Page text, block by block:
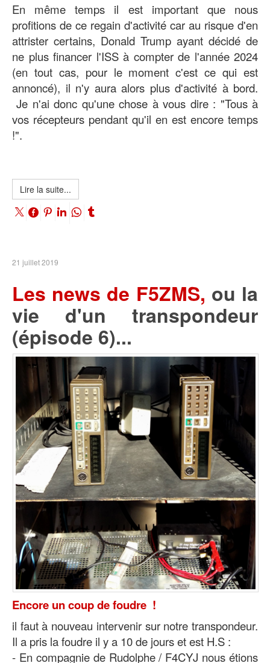
En même temps il est important que nous
profitions de ce regain d'activité car au risque d'en
attrister certains, Donald Trump ayant décidé de
ne plus financer l'ISS à compter de l'année 2024
(en tout cas, pour le moment c'est ce qui est
annoncé), il n'y aura alors plus d'activité à bord.
Je n'ai donc qu'une chose à vous dire : "Tous à
vos récepteurs pendant qu'il en est encore temps
!".
Lire la suite...
21 juillet 2019
Les news de F5ZMS, ou la
vie d'un transpondeur
(épisode 6)...
Encore un coup de foudre !
il faut à nouveau intervenir sur notre transpondeur.
Il a pris la foudre il y a 10 de jours et est H.S :
- En compagnie de Rudolphe / F4CYJ nous étions